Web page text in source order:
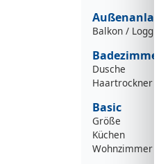
Außenanlage
Balkon / Loggia
Badezimmer
Dusche
Haartrockner
Basic
Größe
Küchen
Wohnzimmer